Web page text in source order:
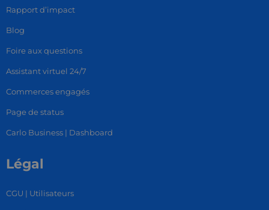
Rapport d’impact
Blog
Foire aux questions
Assistant virtuel 24/7
Commerces engagés
Page de status
Carlo Business | Dashboard
Légal
CGU | Utilisateurs